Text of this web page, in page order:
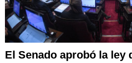
El Senado aprobó la ley